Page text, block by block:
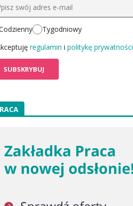
Tygodniowy
regulamin i politykę prywatności